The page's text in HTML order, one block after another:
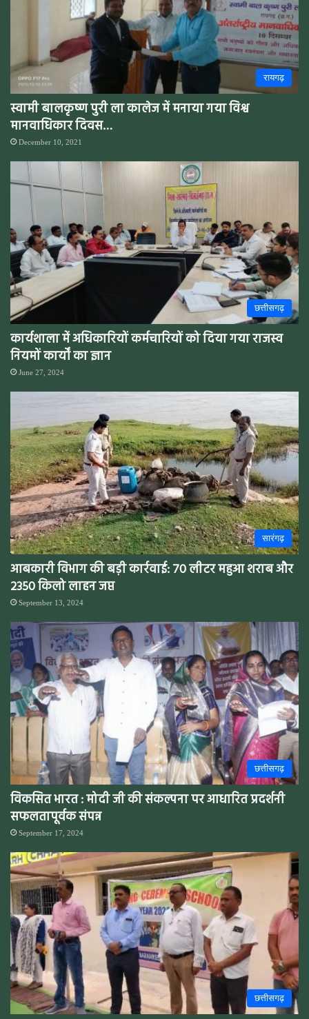
रायगढ़
स्वामी बालकृष्ण पुरी ला कालेज में मनाया गया विश्व
मानवाधिकार दिवस…
December 10, 2021
छत्तीसगढ़
कार्यशाला में अधिकारियों कर्मचारियों को दिया गया राजस्व
नियमों कार्यों का ज्ञान
June 27, 2024
सारंगढ़
आबकारी विभाग की बड़ी कार्रवाई: 70 लीटर महुआ शराब और
2350 किलो लाहन जप्त
September 13, 2024
छत्तीसगढ़
विकसित भारत : मोदी जी की संकल्पना पर आधारित प्रदर्शनी
सफलतापूर्वक संपन्न
September 17, 2024
छत्तीसगढ़